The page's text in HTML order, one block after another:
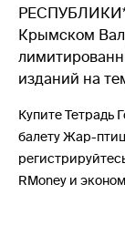
РЕСПУБЛИКИ*
Крымском
изданий на
Купите Тетрадь
балету Жар-
RMoney и